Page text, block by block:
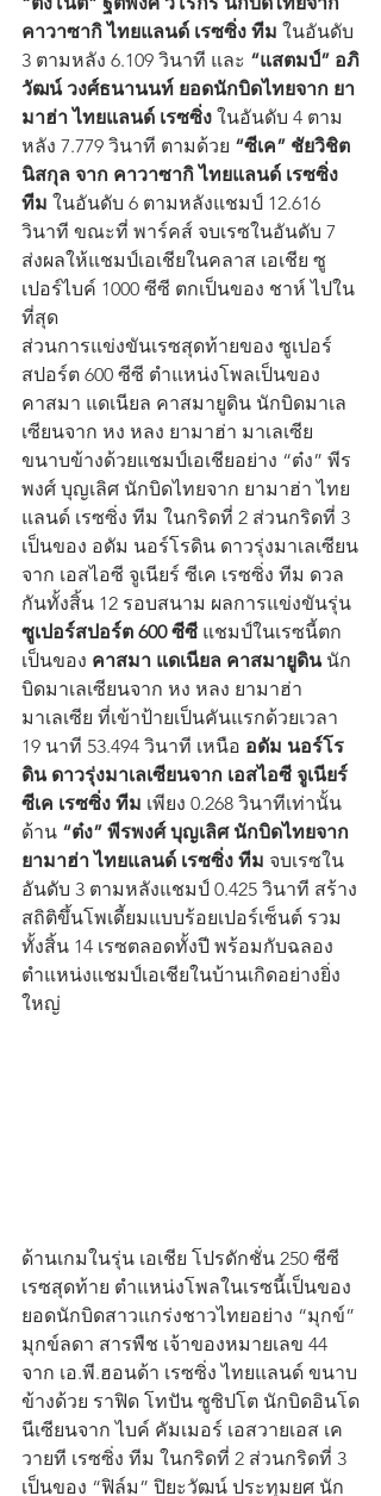
คาวาซากิ ไทยแลนด์ เรซซิ่ง ทีม ในอันดับ
3 ตามหลัง 6.109 วินาที และ “แสตมป์” อภิ
วัฒน์ วงศ์ธนานนท์ ยอดนักบิดไทยจาก ยา
มาฮ่า ไทยแลนด์ เรซซิ่ง ในอันดับ 4 ตาม
หลัง 7.779 วินาที ตามด้วย “ซีเค” ชัยวิชิต
นิสกุล จาก คาวาซากิ ไทยแลนด์ เรซซิ่ง
ทีม ในอันดับ 6 ตามหลังแชมป์ 12.616
วินาที ขณะที่ พาร์คส์ จบเรซในอันดับ 7
ส่งผลให้แชมป์เอเชียในคลาส เอเชีย ซู
เปอร์ไบค์ 1000 ซีซี ตกเป็นของ ชาห์ ไปใน
ที่สุด
ส่วนการแข่งขันเรซสุดท้ายของ ซูเปอร์
สปอร์ต 600 ซีซี ตำแหน่งโพลเป็นของ
คาสมา แดเนียล คาสมายูดิน นักบิดมาเล
เซียนจาก หง หลง ยามาฮ่า มาเลเซีย
ขนาบข้างด้วยแชมป์เอเชียอย่าง “ต๋ง” พีร
พงศ์ บุญเลิศ นักบิดไทยจาก ยามาฮ่า ไทย
แลนด์ เรซซิ่ง ทีม ในกริดที่ 2 ส่วนกริดที่ 3
เป็นของ อดัม นอร์โรดิน ดาวรุ่งมาเลเซียน
จาก เอสไอซี จูเนียร์ ซีเค เรซซิ่ง ทีม ดวล
กันทั้งสิ้น 12 รอบสนาม ผลการแข่งขันรุ่น
ซูเปอร์สปอร์ต 600 ซีซี แชมป์ในเรซนี้ตก
เป็นของ คาสมา แดเนียล คาสมายูดิน นัก
บิดมาเลเซียนจาก หง หลง ยามาฮ่า
มาเลเซีย ที่เข้าป้ายเป็นคันแรกด้วยเวลา
19 นาที 53.494 วินาที เหนือ อดัม นอร์โร
ดิน ดาวรุ่งมาเลเซียนจาก เอสไอซี จูเนียร์
ซีเค เรซซิ่ง ทีม เพียง 0.268 วินาทีเท่านั้น
ด้าน “ต๋ง” พีรพงศ์ บุญเลิศ นักบิดไทยจาก
ยามาฮ่า ไทยแลนด์ เรซซิ่ง ทีม จบเรซใน
อันดับ 3 ตามหลังแชมป์ 0.425 วินาที สร้าง
สถิติขึ้นโพเดี้ยมแบบร้อยเปอร์เซ็นต์ รวม
ทั้งสิ้น 14 เรซตลอดทั้งปี พร้อมกับฉลอง
ตำแหน่งแชมป์เอเชียในบ้านเกิดอย่างยิ่ง
ใหญ่
ด้านเกมในรุ่น เอเชีย โปรดักชั่น 250 ซีซี
เรซสุดท้าย ตำแหน่งโพลในเรซนี้เป็นของ
ยอดนักบิดสาวแกร่งชาวไทยอย่าง “มุกข์”
มุกข์ลดา สารพืช เจ้าของหมายเลข 44
จาก เอ.พี.ฮอนด้า เรซซิ่ง ไทยแลนด์ ขนาบ
ข้างด้วย ราฟิด โทปัน ซูซิปโต นักบิดอินโด
นีเซียนจาก ไบค์ คัมเมอร์ เอสวายเอส เค
วายที เรซซิ่ง ทีม ในกริดที่ 2 ส่วนกริดที่ 3
เป็นของ “ฟิล์ม” ปิยะวัฒน์ ประทุมยศ นัก